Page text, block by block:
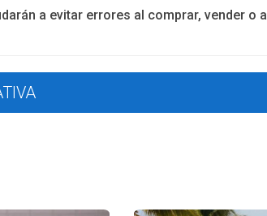
o eventos deportivos, permite conectar con la
a evitar errores al comprar, vender o